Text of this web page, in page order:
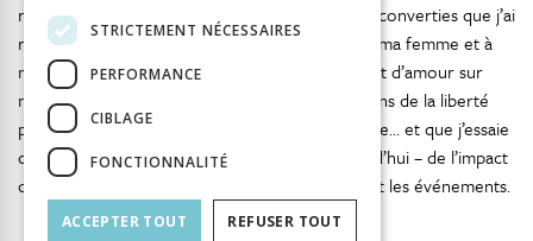
reconnaissance, ainsi qu’à toutes les personnes converties que j’ai
rencontrées. Enfin, ma profonde gratitude va à ma femme et à
mes trois enfants, qui m’accompagnent avec tant d’amour sur
mon chemin de vie. Ils nourrissent en moi ce sens de la liberté
pour lequel je m’engage depuis mon adolescence… et que j’essaie
de promouvoir, conscient – plus encore aujourd’hui – de l’impact
du regard que nous posons sur les personnes et les événements.
STRICTEMENT NÉCESSAIRES
PERFORMANCE
CIBLAGE
FONCTIONNALITÉ
ACCEPTER TOUT REFUSER TOUT